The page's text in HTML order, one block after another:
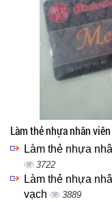
Làm thẻ nhựa nhân
Làm thẻ nhựa
3722
Làm thẻ nhựa
vạch
3889